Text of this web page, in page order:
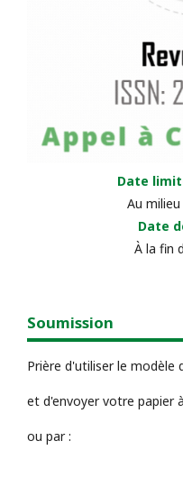
Date
Au
Date
À la fin
Soumission
Prière d'utiliser le modèle
et d'envoyer votre papier
ou par :